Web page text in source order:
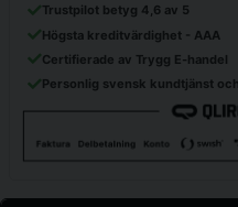
Trustpilot betyg 4,6 av 5
Högsta kreditvärdighet - AAA
Certifierade av Trygg E-handel
Personlig svensk kundtjänst